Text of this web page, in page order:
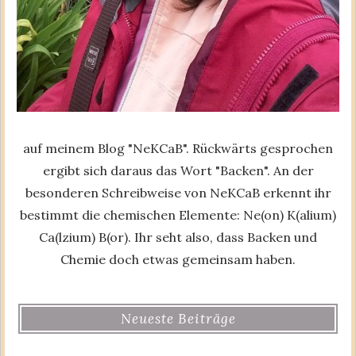
auf meinem Blog "NeKCaB". Rückwärts gesprochen
ergibt sich daraus das Wort "Backen". An der
besonderen Schreibweise von NeKCaB erkennt ihr
bestimmt die chemischen Elemente: Ne(on) K(alium)
Ca(lzium) B(or). Ihr seht also, dass Backen und
Chemie doch etwas gemeinsam haben.
Neueste Beiträge